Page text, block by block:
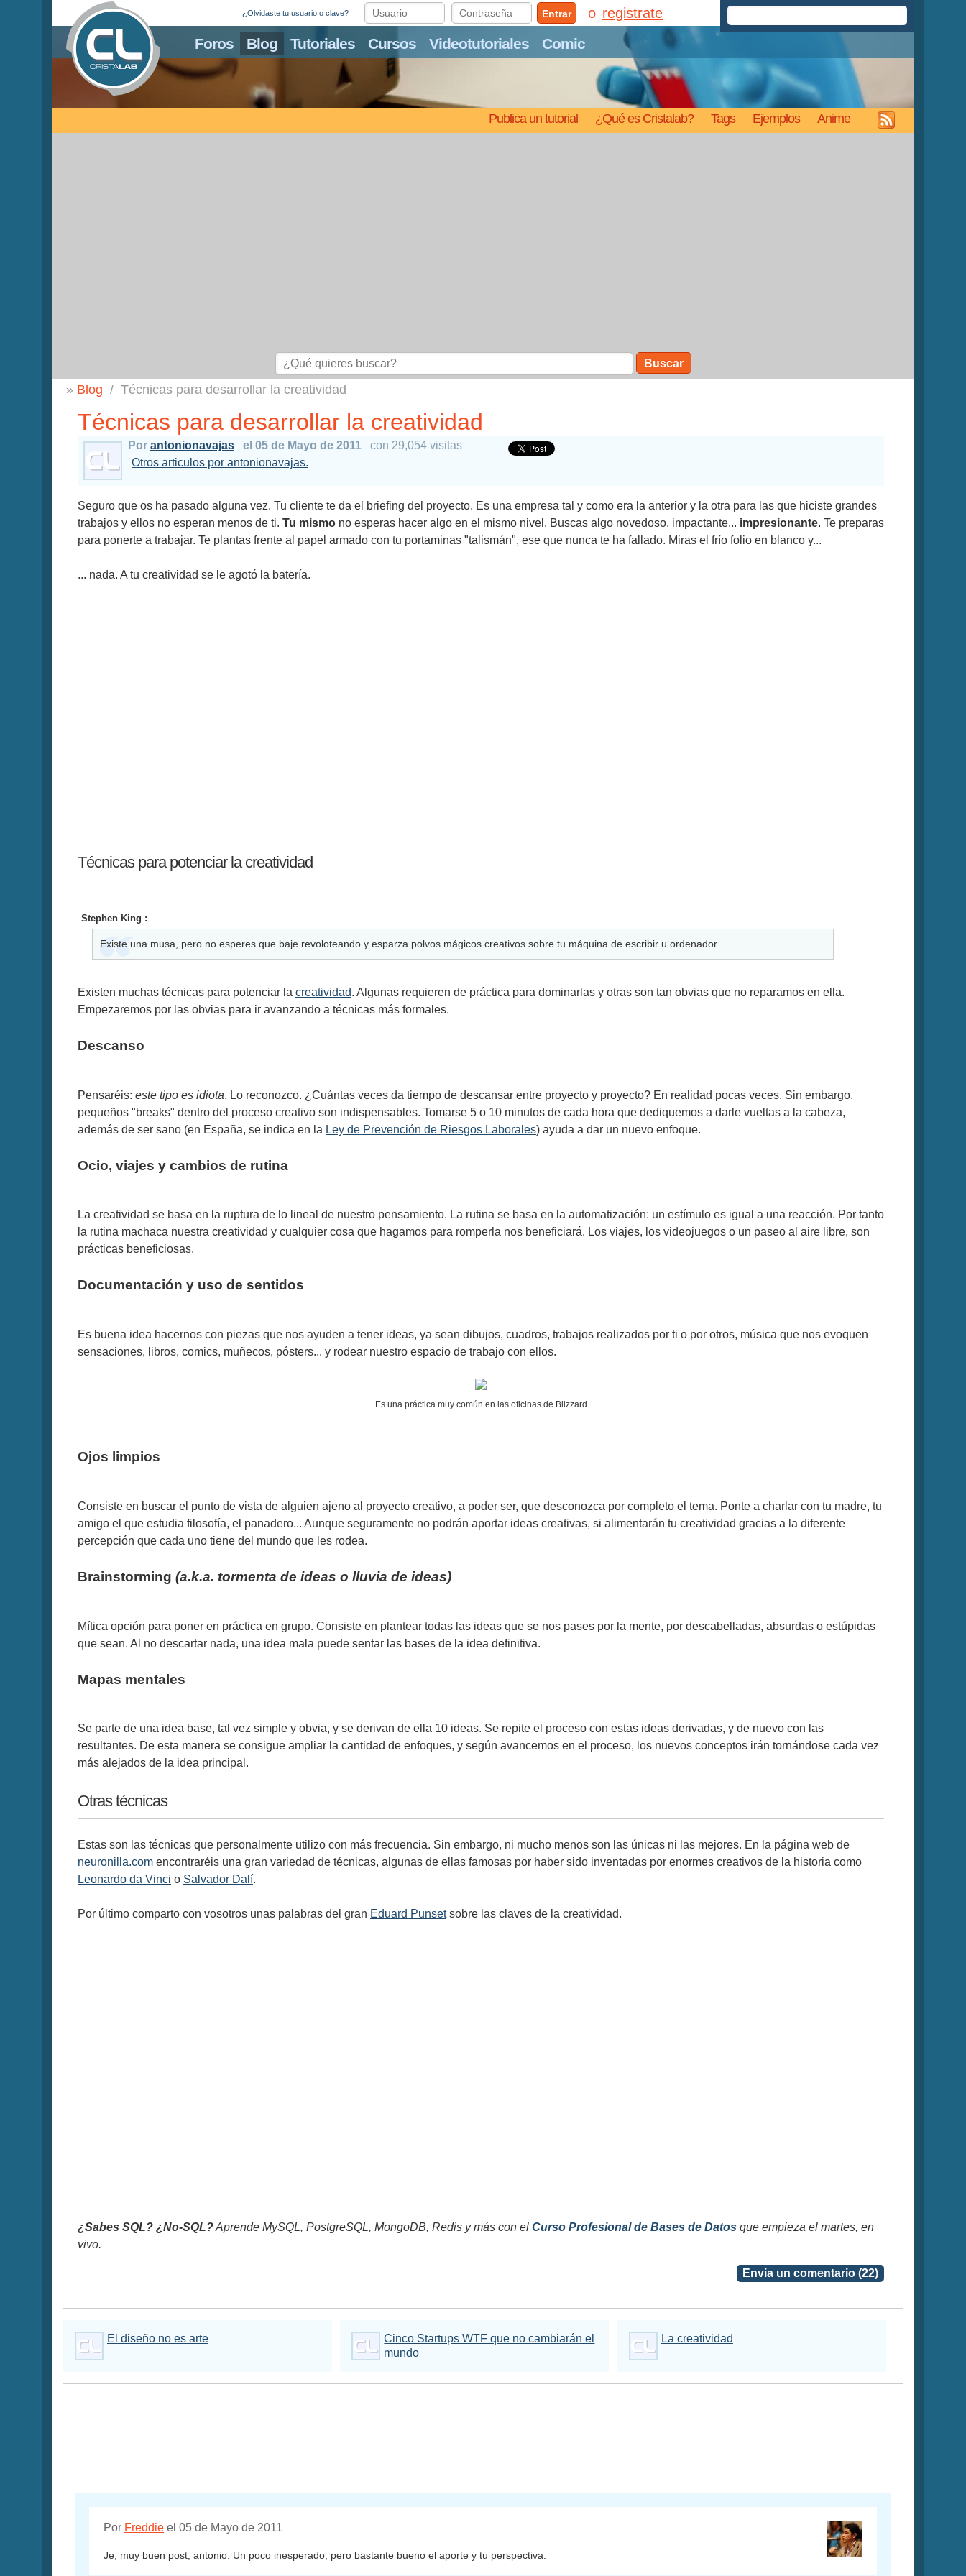
Foros Blog Tutoriales Cursos Videotutoriales Comic
Publica un tutorial ¿Qué es Cristalab? Tags Ejemplos Anime
¿Olvidaste tu usuario o clave? Entrar registrate
Buscar
Blog Técnicas para desarrollar la creatividad
Técnicas para desarrollar la creatividad
Por antonionavajas el 05 de Mayo de 2011
con 29,054 visitas
Otros articulos por antonionavajas.
Seguro que os ha pasado alguna vez. Tu cliente te da el briefing del proyecto. Es una empresa tal y como era la anterior y la otra para las que hiciste grandes
trabajos y ellos no esperan menos de ti. Tu mismo no esperas hacer algo en el mismo nivel. Buscas algo novedoso, impactante... impresionante. Te preparas
para ponerte a trabajar. Te plantas frente al papel armado con tu portaminas "talismán", ese que nunca te ha fallado. Miras el frío folio en blanco y...
... nada. A tu creatividad se le agotó la batería.
Técnicas para potenciar la creatividad
Stephen King :
Existe una musa, pero no esperes que baje revoloteando y esparza polvos mágicos creativos sobre tu máquina de escribir u ordenador.
Existen muchas técnicas para potenciar la creatividad. Algunas requieren de práctica para dominarlas y otras son tan obvias que no reparamos en ella.
Empezaremos por las obvias para ir avanzando a técnicas más formales.
Descanso
Pensaréis: este tipo es idiota. Lo reconozco. ¿Cuántas veces da tiempo de descansar entre proyecto y proyecto? En realidad pocas veces. Sin embargo,
pequeños "breaks" dentro del proceso creativo son indispensables. Tomarse 5 o 10 minutos de cada hora que dediquemos a darle vueltas a la cabeza,
además de ser sano (en España, se indica en la Ley de Prevención de Riesgos Laborales) ayuda a dar un nuevo enfoque.
Ocio, viajes y cambios de rutina
La creatividad se basa en la ruptura de lo lineal de nuestro pensamiento. La rutina se basa en la automatización: un estímulo es igual a una reacción. Por tanto
la rutina machaca nuestra creatividad y cualquier cosa que hagamos para romperla nos beneficiará. Los viajes, los videojuegos o un paseo al aire libre, son
prácticas beneficiosas.
Documentación y uso de sentidos
Es buena idea hacernos con piezas que nos ayuden a tener ideas, ya sean dibujos, cuadros, trabajos realizados por ti o por otros, música que nos evoquen
sensaciones, libros, comics, muñecos, pósters... y rodear nuestro espacio de trabajo con ellos.
Es una práctica muy común en las oficinas de Blizzard
Ojos limpios
Consiste en buscar el punto de vista de alguien ajeno al proyecto creativo, a poder ser, que desconozca por completo el tema. Ponte a charlar con tu madre, tu
amigo el que estudia filosofía, el panadero... Aunque seguramente no podrán aportar ideas creativas, si alimentarán tu creatividad gracias a la diferente
percepción que cada uno tiene del mundo que les rodea.
Brainstorming (a.k.a. tormenta de ideas o lluvia de ideas)
Mítica opción para poner en práctica en grupo. Consiste en plantear todas las ideas que se nos pases por la mente, por descabelladas, absurdas o estúpidas
que sean. Al no descartar nada, una idea mala puede sentar las bases de la idea definitiva.
Mapas mentales
Se parte de una idea base, tal vez simple y obvia, y se derivan de ella 10 ideas. Se repite el proceso con estas ideas derivadas, y de nuevo con las
resultantes. De esta manera se consigue ampliar la cantidad de enfoques, y según avancemos en el proceso, los nuevos conceptos irán tornándose cada vez
más alejados de la idea principal.
Otras técnicas
Estas son las técnicas que personalmente utilizo con más frecuencia. Sin embargo, ni mucho menos son las únicas ni las mejores. En la página web de
neuronilla.com encontraréis una gran variedad de técnicas, algunas de ellas famosas por haber sido inventadas por enormes creativos de la historia como
Leonardo da Vinci o Salvador Dalí.
Por último comparto con vosotros unas palabras del gran Eduard Punsetsobre las claves de la creatividad.
¿Sabes SQL? ¿No-SQL?Aprende MySQL, PostgreSQL, MongoDB, Redis y más con el Curso Profesional de Bases de Datos que empieza el martes, en
vivo.
Envia un comentario (22)
El diseño no es arte
Cinco Startups WTF que no cambiarán el
mundo
La creatividad
Por Freddie el 05 de Mayo de 2011
Je, muy buen post, antonio. Un poco inesperado, pero bastante bueno el aporte y tu perspectiva.